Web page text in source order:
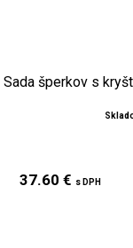
Sada šperkov s
37.60 € s DPH